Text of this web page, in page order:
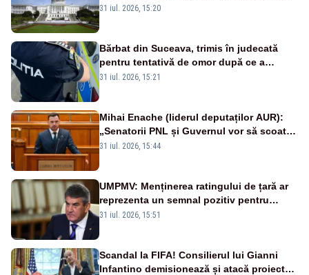
începând cu 8 august
31 iul. 2026, 15:20
Bărbat din Suceava, trimis în judecată
pentru tentativă de omor după ce a
înjunghiat un tânăr în urma unui conflict
31 iul. 2026, 15:21
Mihai Enache (liderul deputaților AUR):
„Senatorii PNL și Guvernul vor să scoată
la vânzare bunuri publice pentru a stinge
31 iul. 2026, 15:44
UMPMV: Menținerea ratingului de țară ar
reprezenta un semnal pozitiv pentru
România. Autoritățile trebuie să continue
31 iul. 2026, 15:51
Scandal la FIFA! Consilierul lui Gianni
Infantino demisionează și atacă proiectul